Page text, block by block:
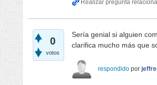
0
votos
Sería genial si alguien
clarifica mucho más que
respondido por